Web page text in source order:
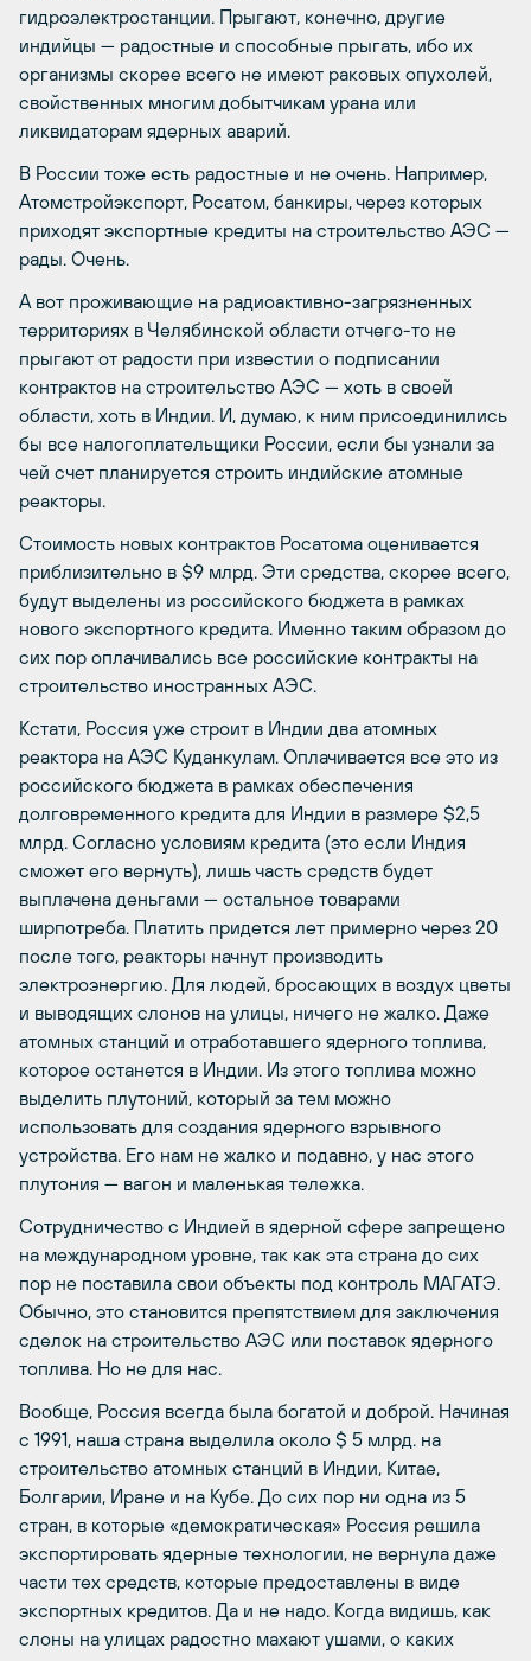
гидроэлектростанции. Прыгают, конечно, другие
индийцы — радостные и способные прыгать, ибо их
организмы скорее всего не имеют раковых опухолей,
свойственных многим добытчикам урана или
ликвидаторам ядерных аварий.
В России тоже есть радостные и не очень. Например,
Атомстройэкспорт, Росатом, банкиры, через которых
приходят экспортные кредиты на строительство АЭС —
рады. Очень.
А вот проживающие на радиоактивно-загрязненных
территориях в Челябинской области отчего-то не
прыгают от радости при известии о подписании
контрактов на строительство АЭС — хоть в своей
области, хоть в Индии. И, думаю, к ним присоединились
бы все налогоплательщики России, если бы узнали за
чей счет планируется строить индийские атомные
реакторы.
Стоимость новых контрактов Росатома оценивается
приблизительно в $9 млрд. Эти средства, скорее всего,
будут выделены из российского бюджета в рамках
нового экспортного кредита. Именно таким образом до
сих пор оплачивались все российские контракты на
строительство иностранных АЭС.
Кстати, Россия уже строит в Индии два атомных
реактора на АЭС Куданкулам. Оплачивается все это из
российского бюджета в рамках обеспечения
долговременного кредита для Индии в размере $2,5
млрд. Согласно условиям кредита (это если Индия
сможет его вернуть), лишь часть средств будет
выплачена деньгами — остальное товарами
ширпотреба. Платить придется лет примерно через 20
после того, реакторы начнут производить
электроэнергию. Для людей, бросающих в воздух цветы
и выводящих слонов на улицы, ничего не жалко. Даже
атомных станций и отработавшего ядерного топлива,
которое останется в Индии. Из этого топлива можно
выделить плутоний, который за тем можно
использовать для создания ядерного взрывного
устройства. Его нам не жалко и подавно, у нас этого
плутония — вагон и маленькая тележка.
Сотрудничество с Индией в ядерной сфере запрещено
на международном уровне, так как эта страна до сих
пор не поставила свои объекты под контроль МАГАТЭ.
Обычно, это становится препятствием для заключения
сделок на строительство АЭС или поставок ядерного
топлива. Но не для нас.
Вообще, Россия всегда была богатой и доброй. Начиная
с 1991, наша страна выделила около $ 5 млрд. на
строительство атомных станций в Индии, Китае,
Болгарии, Иране и на Кубе. До сих пор ни одна из 5
стран, в которые «демократическая» Россия решила
экспортировать ядерные технологии, не вернула даже
части тех средств, которые предоставлены в виде
экспортных кредитов. Да и не надо. Когда видишь, как
слоны на улицах радостно махают ушами, о каких